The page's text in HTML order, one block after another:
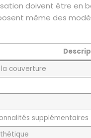
doivent être en
même des
couverture
supplémentaires